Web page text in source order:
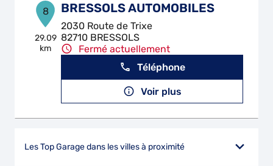
8
29.09
km
BRESSOLS AUTOMOBILES
2030 Route de Trixe
82710 BRESSOLS
Fermé actuellement
Téléphone
Voir plus
Les Top Garage dans les villes à proximité